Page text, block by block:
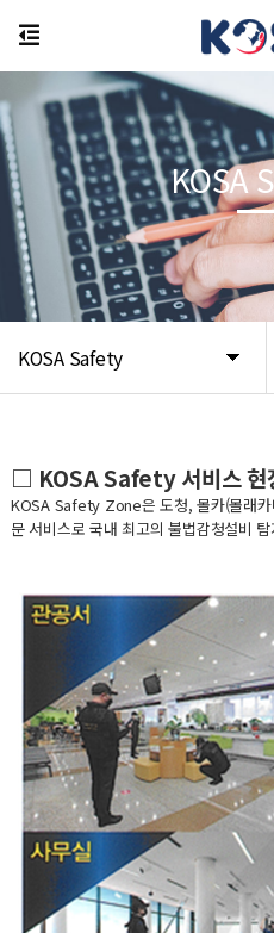
KOSA Safety
KOSA
□ KOSA Safety 서비스 현
KOSA Safety Zone은 도청, 몰카(몰래
문 서비스로 국내 최고의 불법감청설비